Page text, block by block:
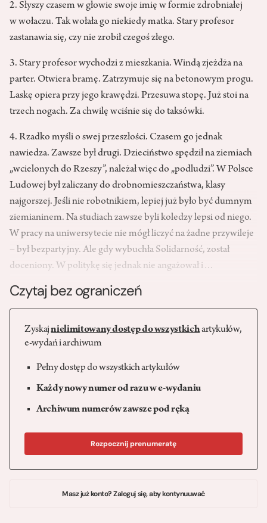
2. Słyszy czasem w głowie swoje imię w formie zdrobniałej
w wołaczu. Tak wołała go niekiedy matka. Stary profesor
zastanawia się, czy nie zrobił czegoś złego.
3. Stary profesor wychodzi z mieszkania. Windą zjeżdża na
parter. Otwiera bramę. Zatrzymuje się na betonowym progu.
Laskę opiera przy jego krawędzi. Przesuwa stopę. Już stoi na
trzech nogach. Za chwilę wciśnie się do taksówki.
4. Rzadko myśli o swej przeszłości. Czasem go jednak
nawiedza. Zawsze był drugi. Dzieciństwo spędził na ziemiach
„wcielonych do Rzeszy”, należał więc do „podludzi”. W Polsce
Ludowej był zaliczany do drobnomieszczaństwa, klasy
najgorszej. Jeśli nie robotnikiem, lepiej już było być dumnym
ziemianinem. Na studiach zawsze byli koledzy lepsi od niego.
W pracy na uniwersytecie nie mógł liczyć na żadne przywileje
– był bezpartyjny. Ale gdy wybuchła Solidarność, został
doceniony. W politykę się jednak nie angażował i…
Czytaj bez ograniczeń
Zyskajnielimitowany dostęp do wszystkichartykułów,
e-wydań i archiwum
Pełny dostęp do wszystkich artykułów
Każdy nowy numer od razu w e-wydaniu
Archiwum numerów zawsze pod ręką
Rozpocznij prenumeratę
Masz już konto? Zaloguj się, aby kontynuuwać